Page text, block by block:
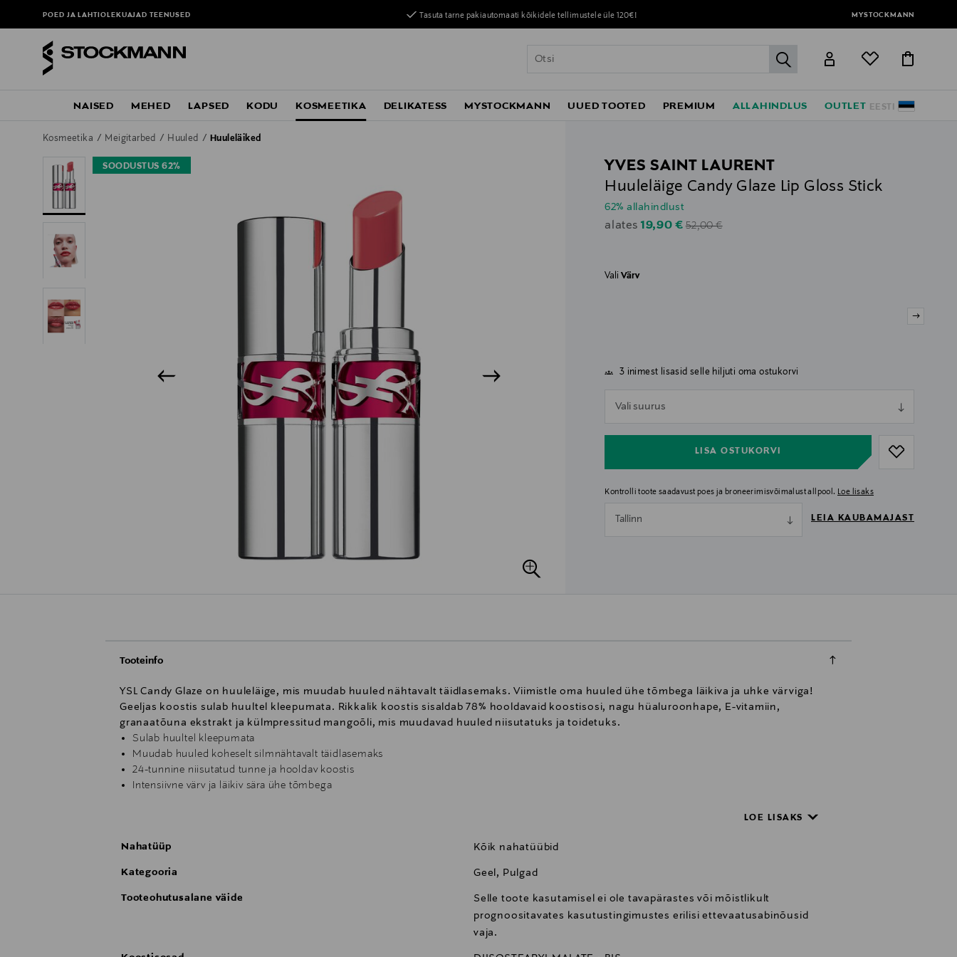
POED JA LAHTIOLEKUAJADTEENUSED Tasuta tarne pakiautomaati kõikidele tellimustele üle 120€! MYSTOCKMANN
label.header.go
EESTI
NAISED MEHED LAPSED KODU KOSMEETIKA DELIKATESS MYSTOCKMANN UUED TOOTED PREMIUM ALLAHINDLUS OUTLET
Kosmeetika Meigitarbed Huuled Huuleläiked
SOODUSTUS 62%
YVES SAINT LAURENT
Huuleläige Candy Glaze Lip Gloss Stick
62% allahindlust
alates Discounted Price
19,90 € Original Price
52,00 €
ValiVärv
3 inimest lisasid selle hiljuti oma ostukorvi
Vali suurus
LISA OSTUKORVI
Kontrolli toote saadavust poes ja broneerimisvõimalust allpool. Loe lisaks
Tallinn LEIA KAUBAMAJAST
Tooteinfo
YSL Candy Glaze on huuleläige, mis muudab huuled nähtavalt täidlasemaks. Viimistle oma huuled ühe tõmbega läikiva ja uhke värviga!
Geeljas koostis sulab huultel kleepumata. Rikkalik koostis sisaldab 78% hooldavaid koostisosi, nagu hüaluroonhape, E-vitamiin,
granaatõuna ekstrakt ja külmpressitud mangoõli, mis muudavad huuled niisutatuks ja toidetuks.
Sulab huultel kleepumata
Muudab huuled koheselt silmnähtavalt täidlasemaks
24-tunnine niisutatud tunne ja hooldav koostis
Intensiivne värv ja läikiv sära ühe tõmbega
Testitud dermatoloogide järelvalve all
Muudab huuled nähtavalt täidlasemaks ja eristuvamaks
Toode sisaldab vastutustundlikult hangitud granaatõuna Marokos asuvast YSL Beauty Ourika kogukonna aiast.
Rikkalikust koostisest maksimumi võtmiseks on toode spetsiaalselt disainitud ühesuunalises pakendis, mis hoiab koostise kaitstuna ja
puutumatuna, tagades huultele parima hooldava tulemuse juba esimesest tõmbest.
LOE LISAKS
Nahatüüp Kõik nahatüübid
Kategooria Geel, Pulgad
Tooteohutusalane väide
Selle toote kasutamisel ei ole tavapärastes või mõistlikult
prognoositavates kasutustingimustes erilisi ettevaatusabinõusid
vaja.